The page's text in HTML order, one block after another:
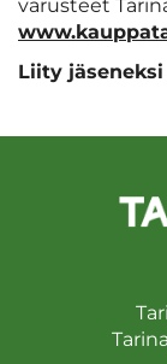
varusteet
Liity jäseneksi